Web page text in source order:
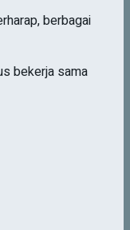
berbagai
bekerja sama